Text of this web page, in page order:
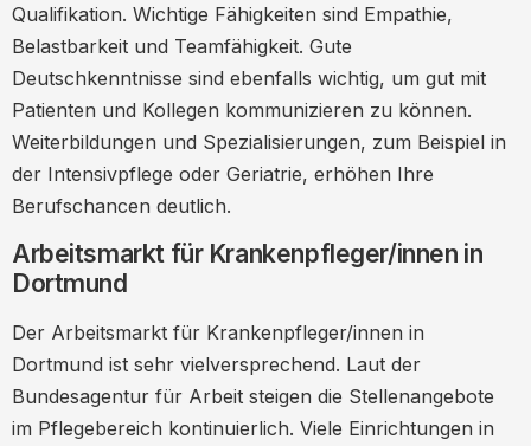
Qualifikation. Wichtige Fähigkeiten sind Empathie,
Belastbarkeit und Teamfähigkeit. Gute
Deutschkenntnisse sind ebenfalls wichtig, um gut mit
Patienten und Kollegen kommunizieren zu können.
Weiterbildungen und Spezialisierungen, zum Beispiel in
der Intensivpflege oder Geriatrie, erhöhen Ihre
Berufschancen deutlich.
Arbeitsmarkt für Krankenpfleger/innen in
Dortmund
Der Arbeitsmarkt für Krankenpfleger/innen in
Dortmund ist sehr vielversprechend. Laut der
Bundesagentur für Arbeit steigen die Stellenangebote
im Pflegebereich kontinuierlich. Viele Einrichtungen in